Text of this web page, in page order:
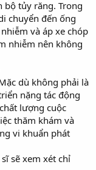
bộ tủy răng. Trong
chuyển đến ống
và áp xe chóp
nhiễm nên không
dù không phải là
nặng tác động
lượng cuộc
thăm khám và
vi khuẩn phát
sẽ xem xét chỉ